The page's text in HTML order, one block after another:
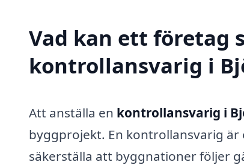
Vad kan ett företag
kontrollansvarig i
Att anställa en kontrollansvarig i
byggprojekt. En kontrollansvarig
säkerställa att byggnationer följer